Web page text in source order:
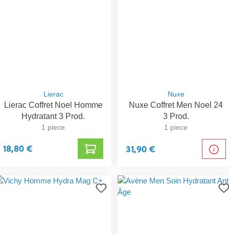
Lierac
Lierac Coffret Noel Homme
Hydratant 3 Prod.
1 piece
18,80 €
Nuxe
Nuxe Coffret Men Noel 24
3 Prod.
1 piece
31,90 €